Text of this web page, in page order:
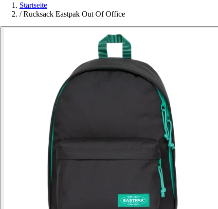
Startseite
/ Rucksack Eastpak Out Of Office